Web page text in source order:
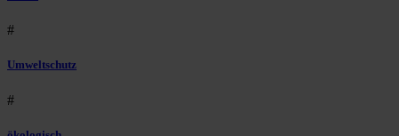
#
Umweltschutz
#